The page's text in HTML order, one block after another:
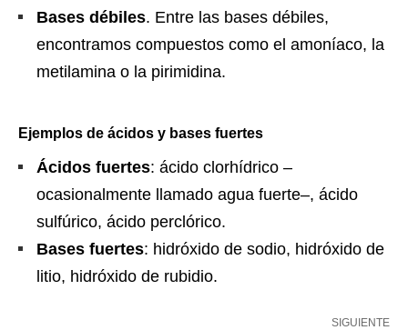
Bases débiles. Entre las bases débiles,
encontramos compuestos como el amoníaco, la
metilamina o la pirimidina.
Ejemplos de ácidos y bases fuertes
Ácidos fuertes: ácido clorhídrico –
ocasionalmente llamado agua fuerte–, ácido
sulfúrico, ácido perclórico.
Bases fuertes: hidróxido de sodio, hidróxido de
litio, hidróxido de rubidio.
SIGUIENTE